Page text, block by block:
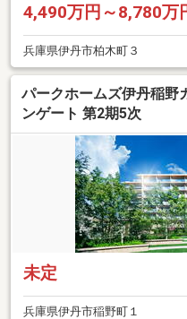
4,490万円～8,780万
兵庫県伊丹市柏木町３
パークホームズ伊丹稲野
ンゲート 第2期5次
未定
兵庫県伊丹市稲野町１